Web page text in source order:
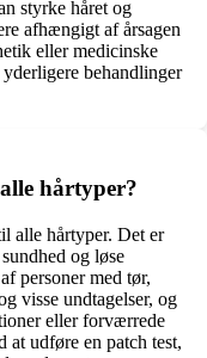
styrke håret og
afhængigt af årsagen
eller medicinske
behandlinger
hårtyper?
alle hårtyper. Det er
og løse
personer med tør,
visse undtagelser, og
eller forværrede
at udføre en patch test,